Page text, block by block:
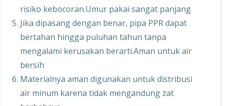
risiko kebocoran.Umur pakai sangat panjang
Jika dipasang dengan benar, pipa PPR dapat
bertahan hingga puluhan tahun tanpa
mengalami kerusakan berarti.Aman untuk air
bersih
Materialnya aman digunakan untuk distribusi
air minum karena tidak mengandung zat